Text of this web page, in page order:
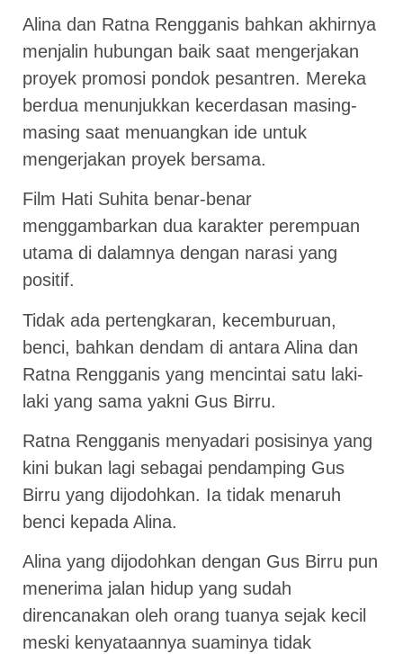
Alina dan Ratna Rengganis bahkan akhirnya
menjalin hubungan baik saat mengerjakan
proyek promosi pondok pesantren. Mereka
berdua menunjukkan kecerdasan masing-
masing saat menuangkan ide untuk
mengerjakan proyek bersama.
Film Hati Suhita benar-benar
menggambarkan dua karakter perempuan
utama di dalamnya dengan narasi yang
positif.
Tidak ada pertengkaran, kecemburuan,
benci, bahkan dendam di antara Alina dan
Ratna Rengganis yang mencintai satu laki-
laki yang sama yakni Gus Birru.
Ratna Rengganis menyadari posisinya yang
kini bukan lagi sebagai pendamping Gus
Birru yang dijodohkan. Ia tidak menaruh
benci kepada Alina.
Alina yang dijodohkan dengan Gus Birru pun
menerima jalan hidup yang sudah
direncanakan oleh orang tuanya sejak kecil
meski kenyataannya suaminya tidak